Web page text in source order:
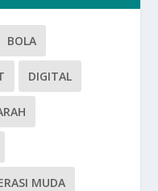
BOLA
DIGITAL
MUDA